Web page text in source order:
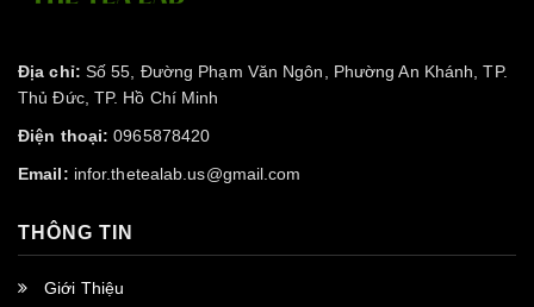
Địa chỉ: Số 55, Đường Phạm Văn Ngôn, Phường An Khánh, TP.
Thủ Đức, TP. Hồ Chí Minh
Điện thoại: 0965878420
Email: infor.thetealab.us@gmail.com
THÔNG TIN
Giới Thiệu